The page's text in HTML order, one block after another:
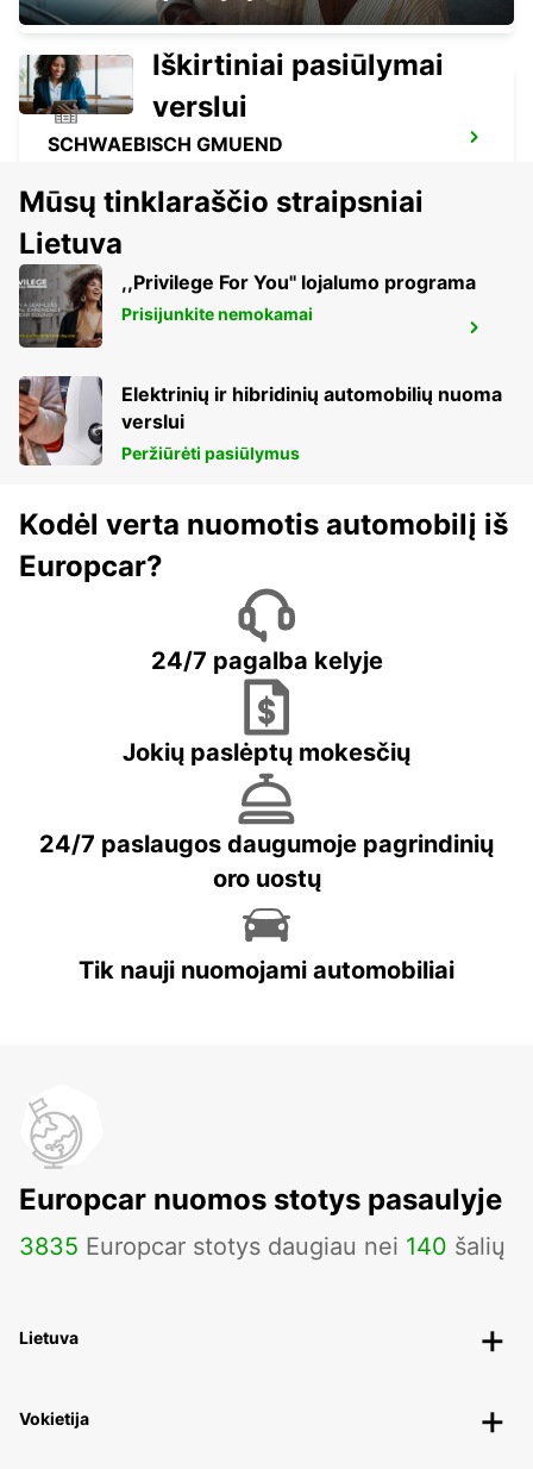
SCHWAEBISCH GMUEND
NECKARSULM AUDI FORUM (DROP-OFF
ONLY)
NECKARSULM - GERMANY
Iškirtiniai pasiūlymai
verslui
Mūsų tinklaraščio straipsniai
Lietuva
,,Privilege For You'' lojalumo programa
Prisijunkite nemokamai
Elektrinių ir hibridinių automobilių nuoma
verslui
Peržiūrėti pasiūlymus
Kodėl verta nuomotis automobilį iš
Europcar?
24/7 pagalba kelyje
Jokių paslėptų mokesčių
24/7 paslaugos daugumoje pagrindinių
oro uostų
Tik nauji nuomojami automobiliai
Europcar nuomos stotys pasaulyje
3835 Europcar stotys daugiau nei 140 šalių
Lietuva
Vokietija